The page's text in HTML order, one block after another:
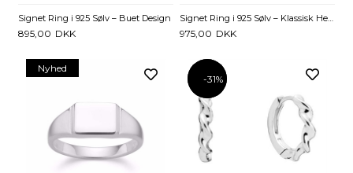
Signet Ring i 925 Sølv – Buet Design
895,00 DKK 975,00 DKK
Nyhed
-31%
-31%